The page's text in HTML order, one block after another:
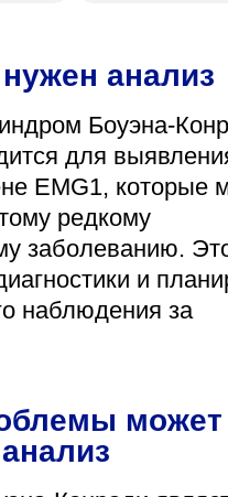
Плехановское
четверг
73-31
для слабовидящих
анализ
Боуэна-
для
EMG1, которые
редкому
заболеванию.
и
наблюдения за
может